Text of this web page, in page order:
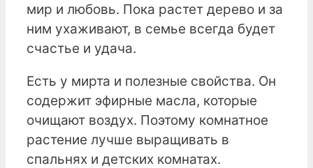
мир и любовь. Пока растет дерево и за
ним ухаживают, в семье всегда будет
счастье и удача.
Есть у мирта и полезные свойства. Он
содержит эфирные масла, которые
очищают воздух. Поэтому комнатное
растение лучше выращивать в
спальнях и детских комнатах.